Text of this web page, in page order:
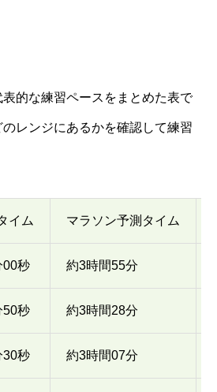
的な練習ペースをまとめた表で
レンジにあるかを確認して練習
イム マラソン予測タイム
00秒 約3時間55分
50秒 約3時間28分
30秒 約3時間07分